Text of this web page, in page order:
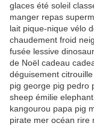
glaces été soleil
manger repas
lait pique-nique vélo
chaudement froid
fusée lessive
de Noël cadeau
déguisement
pig george pig pedro
sheep émilie
kangourou papa pig
pirate mer océan rire